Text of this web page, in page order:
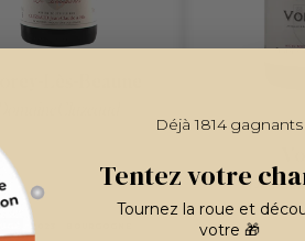
Déjà 1814 gagnants
Tentez votre
Tournez la roue et
votre 🎁